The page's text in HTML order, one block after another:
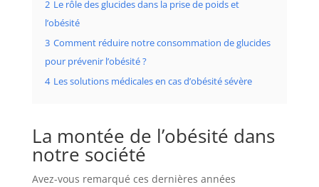
2 Le rôle des glucides dans la prise de poids et
l’obésité
3 Comment réduire notre consommation de glucides
pour prévenir l’obésité ?
4 Les solutions médicales en cas d’obésité sévère
La montée de l’obésité dans
notre société
Avez-vous remarqué ces dernières années